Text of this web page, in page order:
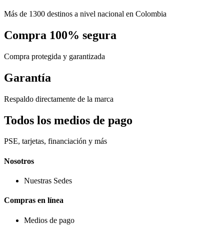
Más de 1300 destinos a nivel nacional en Colombia
Compra 100% segura
Compra protegida y garantizada
Garantía
Respaldo directamente de la marca
Todos los medios de pago
PSE, tarjetas, financiación y más
Nosotros
Nuestras Sedes
Compras en línea
Medios de pago